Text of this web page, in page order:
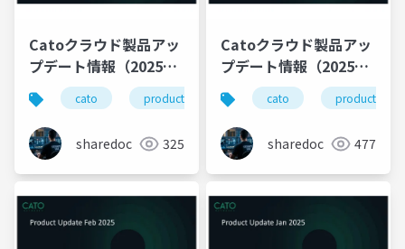
Catoクラウド製品アッ
プデート情報（2025年
4月版）cato productupdate
sharedoc 325
Catoクラウド製品アッ
プデート情報（2025年
3月版）cato
sharedoc 477